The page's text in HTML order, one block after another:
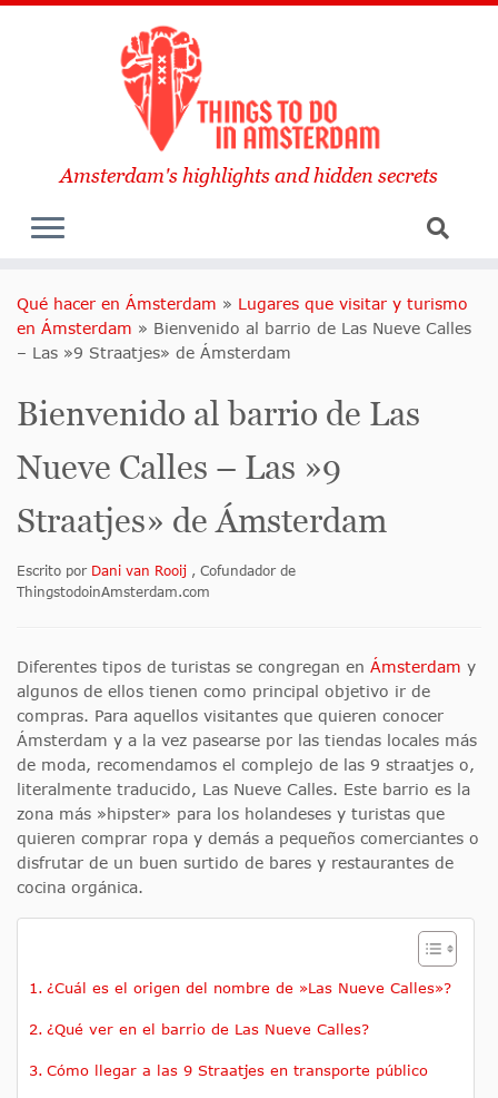
Amsterdam's highlights and hidden secrets
Qué hacer en Ámsterdam » Lugares que visitar y turismo
en Ámsterdam » Bienvenido al barrio de Las Nueve Calles
– Las »9 Straatjes» de Ámsterdam
Bienvenido al barrio de Las
Nueve Calles – Las »9
Straatjes» de Ámsterdam
Escrito por Dani van Rooij , Cofundador de
ThingstodoinAmsterdam.com
Diferentes tipos de turistas se congregan en Ámsterdam y
algunos de ellos tienen como principal objetivo ir de
compras. Para aquellos visitantes que quieren conocer
Ámsterdam y a la vez pasearse por las tiendas locales más
de moda, recomendamos el complejo de las 9 straatjes o,
literalmente traducido, Las Nueve Calles. Este barrio es la
zona más »hipster» para los holandeses y turistas que
quieren comprar ropa y demás a pequeños comerciantes o
disfrutar de un buen surtido de bares y restaurantes de
cocina orgánica.
¿Cuál es el origen del nombre de »Las Nueve Calles»?
¿Qué ver en el barrio de Las Nueve Calles?
Cómo llegar a las 9 Straatjes en transporte público